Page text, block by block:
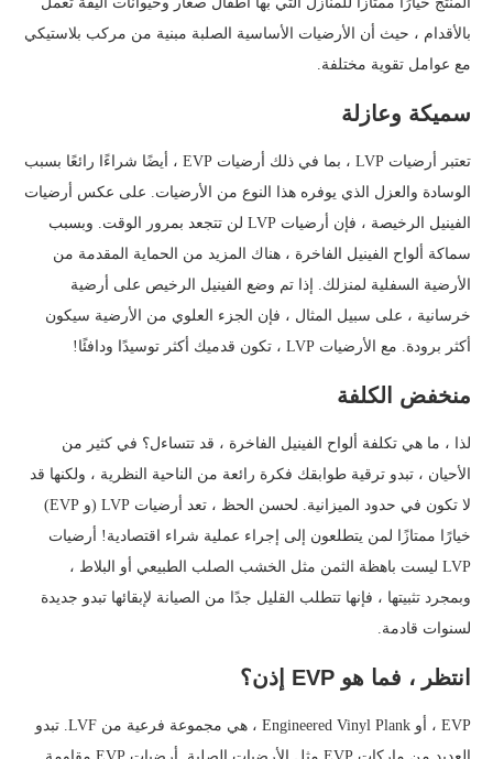
بالأقدام ، حيث أن الأرضيات الأساسية الصلبة مبنية من مركب بلاستيكي
مع عوامل تقوية مختلفة.
سميكة وعازلة
تعتبر أرضيات LVP ، بما في ذلك أرضيات EVP ، أيضًا شراءًا رائعًا بسبب
الوسادة والعزل الذي يوفره هذا النوع من الأرضيات. على عكس أرضيات
الفينيل الرخيصة ، فإن أرضيات LVP لن تتجعد بمرور الوقت. وبسبب
سماكة ألواح الفينيل الفاخرة ، هناك المزيد من الحماية المقدمة من
الأرضية السفلية لمنزلك. إذا تم وضع الفينيل الرخيص على أرضية
خرسانية ، على سبيل المثال ، فإن الجزء العلوي من الأرضية سيكون
أكثر برودة. مع الأرضيات LVP ، تكون قدميك أكثر توسيدًا ودافئًا!
منخفض الكلفة
لذا ، ما هي تكلفة ألواح الفينيل الفاخرة ، قد تتساءل؟ في كثير من
الأحيان ، تبدو ترقية طوابقك فكرة رائعة من الناحية النظرية ، ولكنها قد
لا تكون في حدود الميزانية. لحسن الحظ ، تعد أرضيات LVP (و EVP)
خيارًا ممتازًا لمن يتطلعون إلى إجراء عملية شراء اقتصادية! أرضيات
LVP ليست باهظة الثمن مثل الخشب الصلب الطبيعي أو البلاط ،
وبمجرد تثبيتها ، فإنها تتطلب القليل جدًا من الصيانة لإبقائها تبدو جديدة
لسنوات قادمة.
انتظر ، فما هو EVP إذن؟
EVP ، أو Engineered Vinyl Plank ، هي مجموعة فرعية من LVF. تبدو